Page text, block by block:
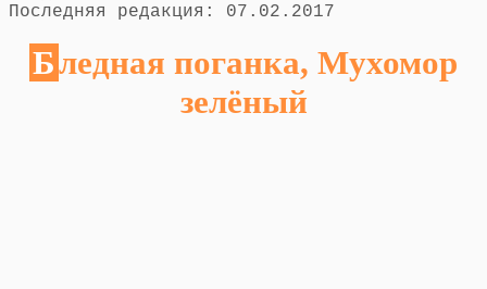
07.02.2017
Бледная поганка, Мухомор
зелёный